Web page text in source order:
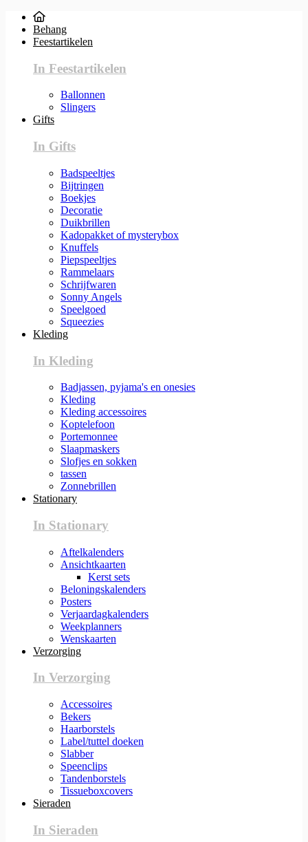
Behang
Feestartikelen
In Feestartikelen
Ballonnen
Slingers
Gifts
In Gifts
Badspeeltjes
Bijtringen
Boekjes
Decoratie
Duikbrillen
Kadopakket of mysterybox
Knuffels
Piepspeeltjes
Rammelaars
Schrijfwaren
Sonny Angels
Speelgoed
Squeezies
Kleding
In Kleding
Badjassen, pyjama's en onesies
Kleding
Kleding accessoires
Koptelefoon
Portemonnee
Slaapmaskers
Slofjes en sokken
tassen
Zonnebrillen
Stationary
In Stationary
Aftelkalenders
Ansichtkaarten
Kerst sets
Beloningskalenders
Posters
Verjaardagkalenders
Weekplanners
Wenskaarten
Verzorging
In Verzorging
Accessoires
Bekers
Haarborstels
Label/tuttel doeken
Slabber
Speenclips
Tandenborstels
Tissueboxcovers
Sieraden
In Sieraden